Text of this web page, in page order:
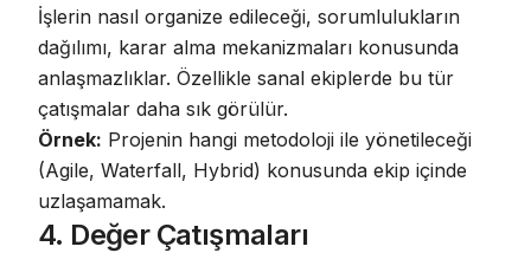
İşlerin nasıl organize edileceği, sorumlulukların
dağılımı, karar alma mekanizmaları konusunda
anlaşmazlıklar. Özellikle sanal ekiplerde bu tür
çatışmalar daha sık görülür.
Örnek: Projenin hangi metodoloji ile yönetileceği
(Agile, Waterfall, Hybrid) konusunda ekip içinde
uzlaşamamak.
4. Değer Çatışmaları